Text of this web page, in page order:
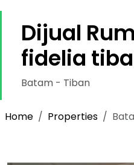
Dijual
fidelia
Batam - Tiban
Home Properties